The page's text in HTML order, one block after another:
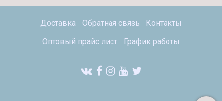
Доставка Обратная связь
Контакты
Оптовый прайс лист
График работы